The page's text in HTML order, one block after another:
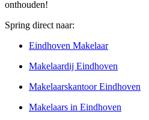
onthouden!
Spring direct naar:
Eindhoven Makelaar
Makelaardij Eindhoven
Makelaarskantoor Eindhoven
Makelaars in Eindhoven